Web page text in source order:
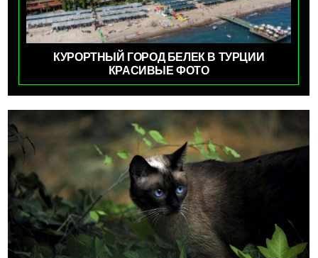
КУРОРТНЫЙ ГОРОД БЕЛЕК В ТУРЦИИ
КРАСИВЫЕ ФОТО